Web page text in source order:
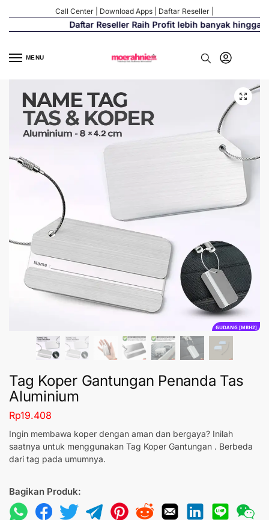
Call Center Download Apps Daftar Reseller
Daftar Reseller Raih Profit lebih banyak hingga
MENU
GUDANG [MRH2]
Tag Koper Gantungan Penanda Tas
Aluminium
Rp19.408
Ingin membawa koper dengan aman dan bergaya? Inilah
saatnya untuk menggunakan Tag Koper Gantungan . Berbeda
dari tag pada umumnya.
Bagikan Produk: